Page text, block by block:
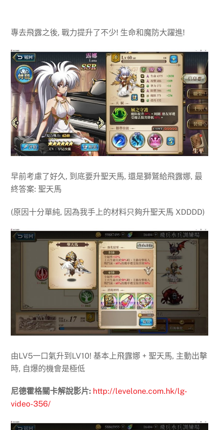
專去飛露之後, 戰力提升了不少! 生命和魔防大躍進!
早前考慮了好久, 到底要升聖天馬, 還是獅鷲給飛露娜, 最
終答案: 聖天馬
(原因十分單純, 因為我手上的材料只夠升聖天馬 XDDDD)
由LV5一口氣升到LV10! 基本上飛露娜 + 聖天馬, 主動出擊
時, 自爆的機會是極低
尼德霍格關卡解說影片: http://levelone.com.hk/lg-
video-356/